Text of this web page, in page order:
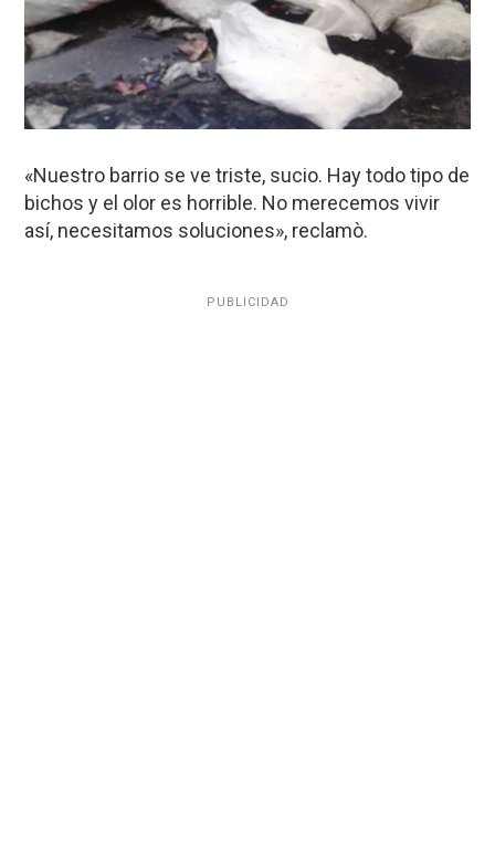
«Nuestro barrio se ve triste, sucio. Hay todo tipo de
bichos y el olor es horrible. No merecemos vivir
así, necesitamos soluciones», reclamò.
PUBLICIDAD